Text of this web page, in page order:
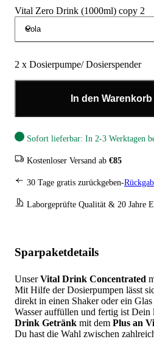
Vital Zero Drink (1000ml) copy 2
Cola
2 x Dosierpumpe/ Dosierspender
In den Warenkorb
Sofort lieferbar: In 2-3 Werktagen
Kostenloser Versand ab €85
30 Tage gratis zurückgeben-
Laborgeprüfte Qualität & 20 Jahre
Sparpaketdetails
UnserVital Drink Concentrated
Mit Hilfe der Dosierpumpen lässt
direkt in einen Shaker oder ein
Wasser auffüllen und fertig ist Dein
Drink Getränk mit dem Plus an
Du hast die Wahl zwischen